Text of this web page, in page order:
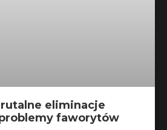
eliminacje
faworytów